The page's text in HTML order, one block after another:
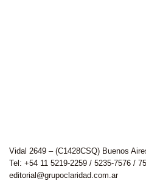
Vidal 2649 – (C1428CSQ) Buenos
Tel: +54 11 5219-2259 / 5235-7576 /
editorial@grupoclaridad.com.ar